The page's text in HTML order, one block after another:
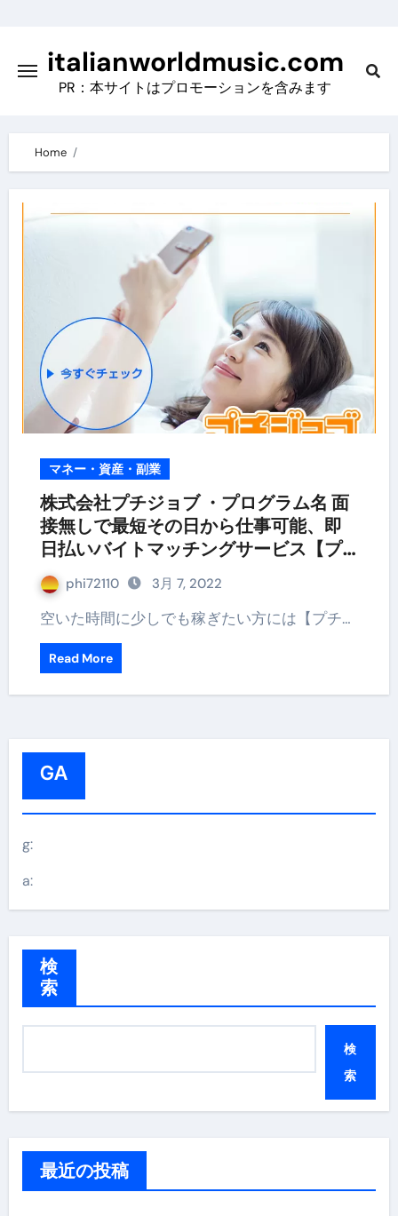
contentitalianworldmusic.com
PR：本サイトはプロモーションを含みます
Home
マネー・資産・副業
株式会社プチジョブ ・プログラム名 面
接無しで最短その日から仕事可能、即
日払いバイトマッチングサービス【プ
チジョブ】
phi72110 3月 7, 2022
空いた時間に少しでも稼ぎたい方には【プチ…
Read More
GA
g:
a:
検
索
検
索
最近の投稿